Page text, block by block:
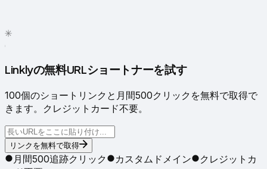
●
Linklyの無料URLショートナーを試す
100個のショートリンクと月間500クリックを無料で取得で
きます。クレジットカード不要。
リンクを無料で取得
月間500追跡クリック カスタムドメイン
クレジットカ